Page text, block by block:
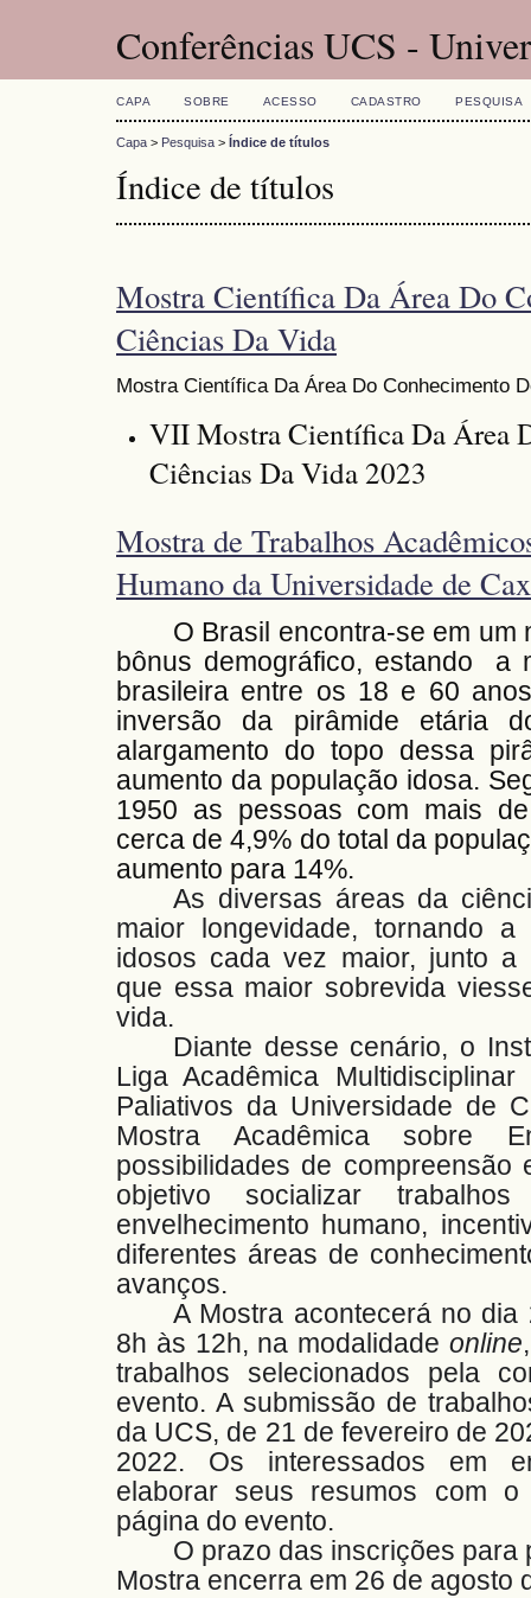
Conferências UCS -
CAPA SOBRE ACESSO CADASTRO PESQUISA
Capa > Pesquisa > Índice de títulos
Índice de títulos
Mostra Científica Da Área Do
Ciências Da Vida
Mostra Científica Da Área Do Conhecimento
VII Mostra Científica Da Área
Ciências Da Vida 2023
Mostra de Trabalhos
Humano da Universidade de
O Brasil encontra-se em um
bônus demográfico, estando a
brasileira entre os 18 e 60
inversão da pirâmide etária
alargamento do topo dessa
aumento da população idosa.
1950 as pessoas com mais
cerca de 4,9% do total da
aumento para 14%.
As diversas áreas da
maior longevidade, tornando
idosos cada vez maior, junto a
que essa maior sobrevida
vida.
Diante desse cenário, o
Liga Acadêmica
Paliativos da Universidade de
Mostra Acadêmica sobre
possibilidades de compreensão
objetivo socializar
envelhecimento humano,
diferentes áreas de
avanços.
A Mostra acontecerá no
8h às 12h, na modalidadeonline
trabalhos selecionados pela
evento. A submissão de
da UCS, de 21 de fevereiro de
2022. Os interessados em
elaborar seus resumos com o
página do evento.
O prazo das inscrições para
Mostra encerra em 26 de agosto